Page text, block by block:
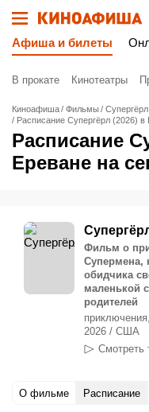
Афиша и билеты
В прокате Кинотеатры
Киноафиша Фильмы
Супергёрл
Расписание Супергёрл (2026) в
Расписание
Ереване на
Фильм о
Супермена,
обидчика
маленькой
родителей
2026 / США
Смотреть
О фильме Расписание